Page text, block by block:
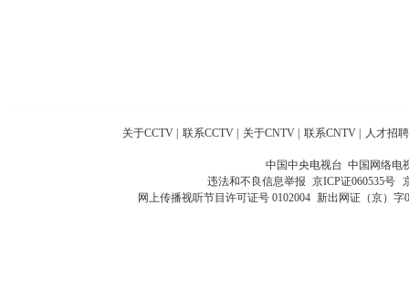
关于CCTV 联系CCTV 关于CNTV 联系CNTV 人才招聘
中国中央电视台 中国网络电
违法和不良信息举报 京ICP证060535号
网上传播视听节目许可证号 0102004 新出网证（京）